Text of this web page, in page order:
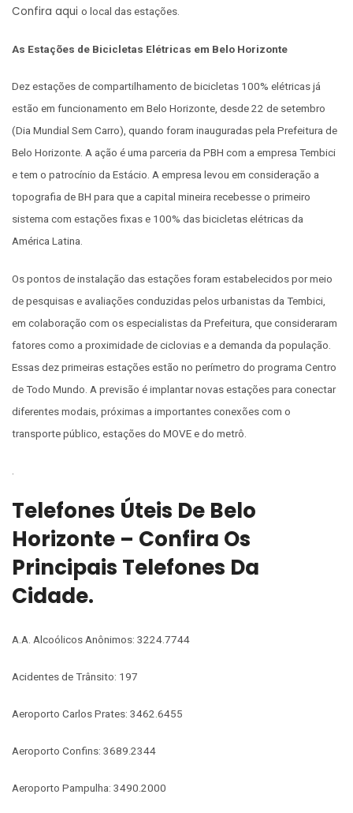
Confira aqui o local das estações.
As Estações de Bicicletas Elétricas em Belo Horizonte
Dez estações de compartilhamento de bicicletas 100% elétricas já
estão em funcionamento em Belo Horizonte, desde 22 de setembro
(Dia Mundial Sem Carro), quando foram inauguradas pela Prefeitura de
Belo Horizonte. A ação é uma parceria da PBH com a empresa Tembici
e tem o patrocínio da Estácio. A empresa levou em consideração a
topografia de BH para que a capital mineira recebesse o primeiro
sistema com estações fixas e 100% das bicicletas elétricas da
América Latina.
Os pontos de instalação das estações foram estabelecidos por meio
de pesquisas e avaliações conduzidas pelos urbanistas da Tembici,
em colaboração com os especialistas da Prefeitura, que consideraram
fatores como a proximidade de ciclovias e a demanda da população.
Essas dez primeiras estações estão no perímetro do programa Centro
de Todo Mundo. A previsão é implantar novas estações para conectar
diferentes modais, próximas a importantes conexões com o
transporte público, estações do MOVE e do metrô.
Telefones Úteis De Belo
Horizonte – Confira Os
Principais Telefones Da
Cidade.
A.A. Alcoólicos Anônimos: 3224.7744
Acidentes de Trânsito: 197
Aeroporto Carlos Prates: 3462.6455
Aeroporto Confins: 3689.2344
Aeroporto Pampulha: 3490.2000